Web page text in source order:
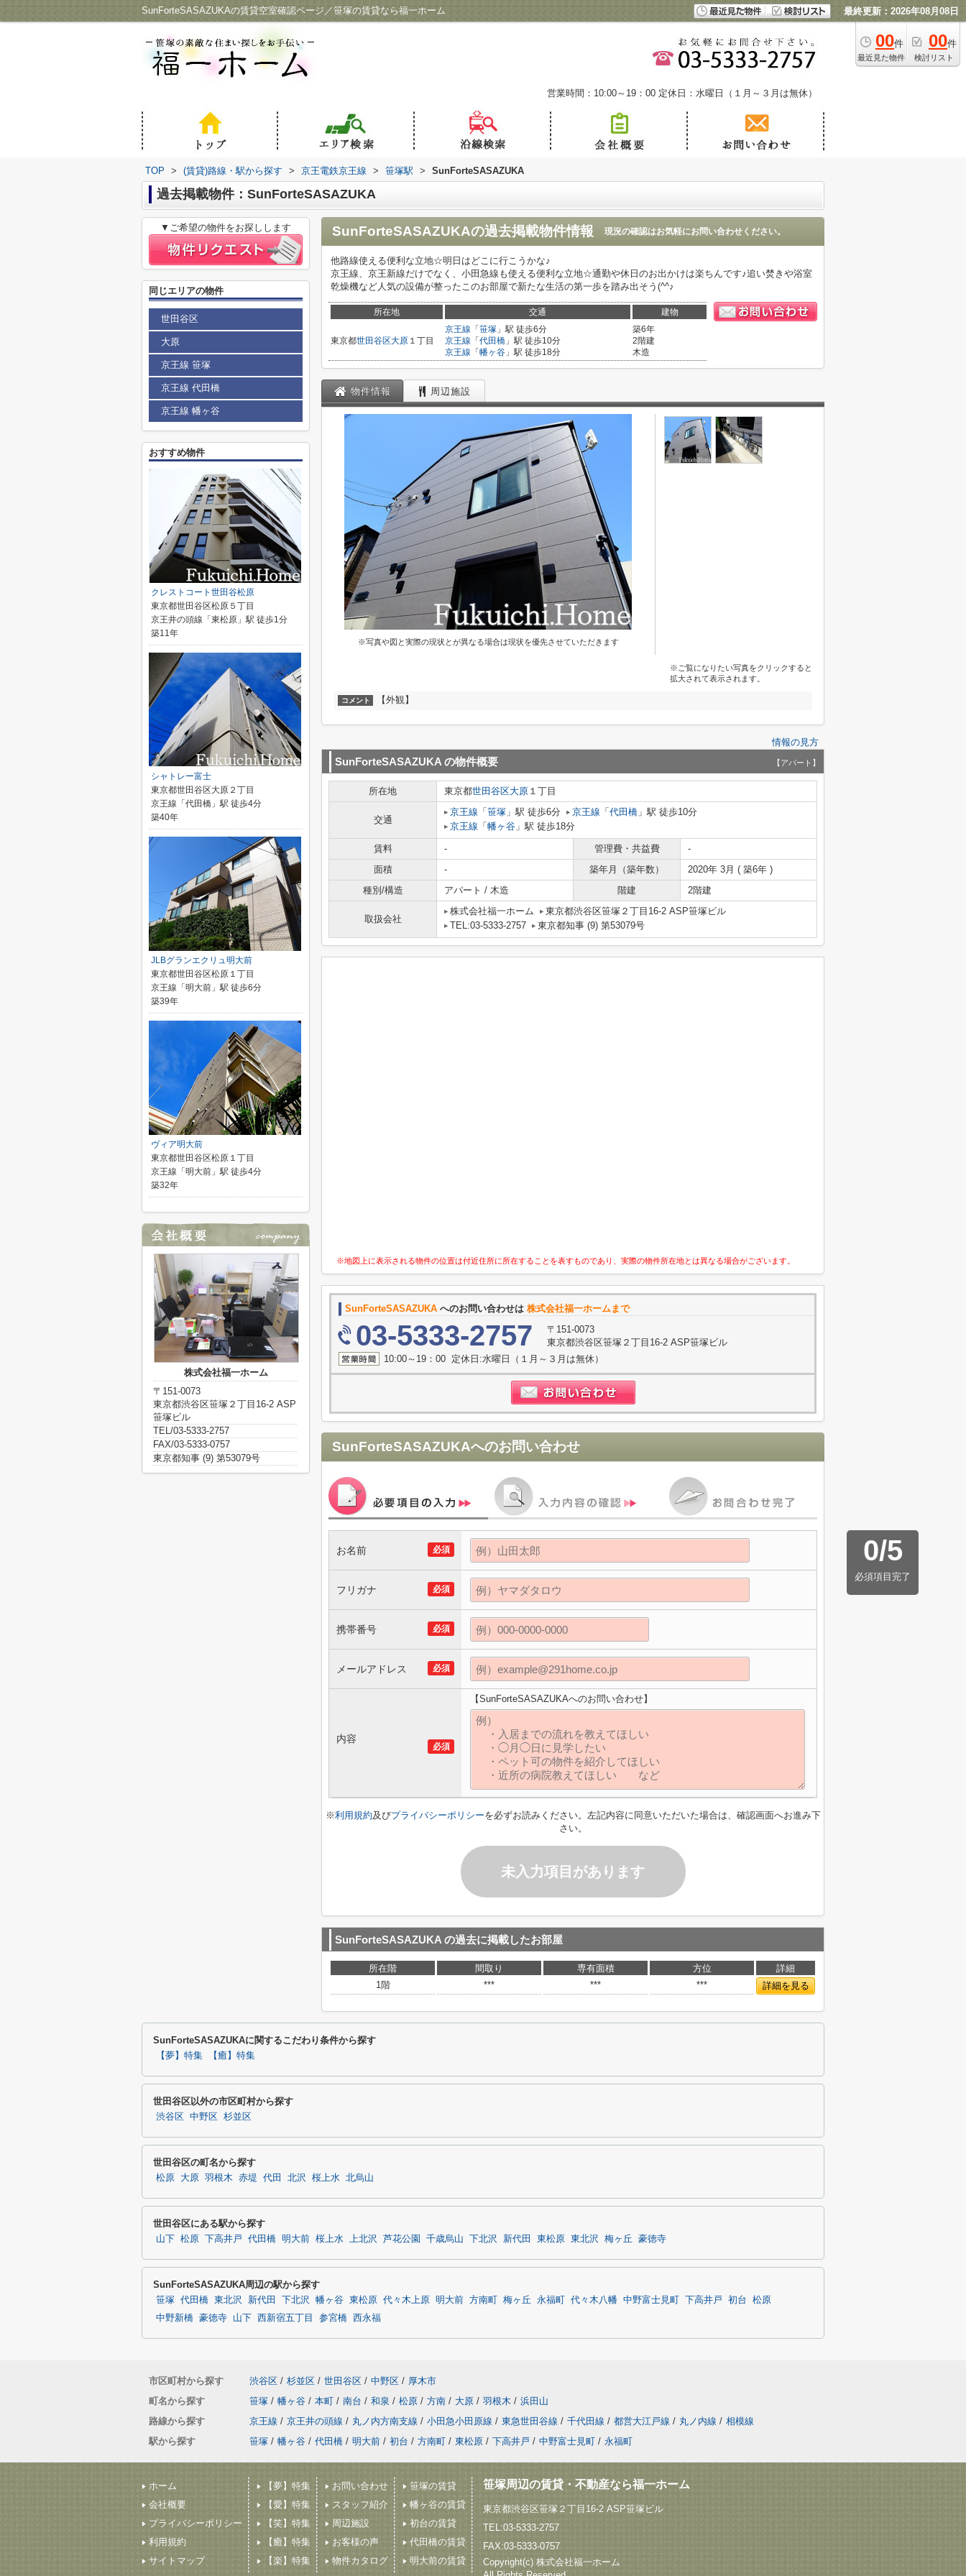
SunForteSASAZUKAの賃貸空室確認ページ／笹塚の賃貸なら福一ホーム 最終更新：2026年08月08日
00件
最近見た物件
00件
検討リスト
営業時間：10:00～19：00 定休日：水曜日（１月～３月は無休）
TOP > (賃貸)路線・駅から探す > 京王電鉄京王線 > 笹塚駅 > SunForteSASAZUKA
過去掲載物件：SunForteSASAZUKA
SunForteSASAZUKAの過去掲載物件情報 現況の確認はお気軽にお問い合わせください。
他路線使える便利な立地☆明日はどこに行こうかな♪
京王線、京王新線だけでなく、小田急線も使える便利な立地☆通勤や休日のお出かけは楽ちんです♪追い焚きや浴室
乾燥機など人気の設備が整ったこのお部屋で新たな生活の第一歩を踏み出そう(^^♪
所在地 交通 建物
東京都世田谷区大原 １丁目
京王線 「 笹塚 」駅 徒歩6分
京王線 「 代田橋 」駅 徒歩10分
京王線 「 幡ヶ谷 」駅 徒歩18分
築6年
2階建
木造
物件情報 周辺施設
※写真や図と実際の現状とが異なる場合は現状を優先させていただきます
※ご覧になりたい写真をクリックすると
拡大されて表示されます。
コメント 【外観】
情報の見方
SunForteSASAZUKA の物件概要 【アパート】
所在地 東京都世田谷区大原 １丁目
交通
京王線 「 笹塚 」駅 徒歩6分 京王線 「 代田橋 」駅 徒歩10分
京王線 「 幡ヶ谷 」駅 徒歩18分
賃料 - 管理費・共益費
-
面積
- 築年月（築年数）
2020年 3月 ( 築6年 )
種別/構造
アパート / 木造 階建 2階建
取扱会社
株式会社福一ホーム
東京都渋谷区笹塚２丁目16-2 ASP笹塚ビル
TEL:03-5333-2757
東京都知事 (9) 第53079号
※地図上に表示される物件の位置は付近住所に所在することを表すものであり、実際の物件所在地とは異なる場合がございます。
SunForteSASAZUKA へのお問い合わせは 株式会社福一ホームまで
03-5333-2757
〒151-0073
東京都渋谷区笹塚２丁目16-2 ASP笹塚ビル
10:00～19：00 定休日:水曜日（１月～３月は無休）
SunForteSASAZUKAへのお問い合わせ
0/5
必須項目完了
必須
お名前
必須
フリガナ
必須
携帯番号
必須
メールアドレス
必須
内容
【SunForteSASAZUKAへのお問い合わせ】
※利用規約及びプライバシーポリシーを必ずお読みください。左記内容に同意いただいた場合は、確認画面へお進み下
さい。
未入力項目があります
SunForteSASAZUKA の過去に掲載したお部屋
所在階 間取り 専有面積 方位
詳細
1階
*** *** *** 詳細を見る
▼ご希望の物件をお探しします
同じエリアの物件
世田谷区
大原
京王線 笹塚
京王線 代田橋
京王線 幡ヶ谷
おすすめ物件
クレストコート世田谷松原
東京都世田谷区松原５丁目
京王井の頭線「東松原」駅 徒歩1分
築11年
シャトレー富士
東京都世田谷区大原２丁目
京王線「代田橋」駅 徒歩4分
築40年
JLBグランエクリュ明大前
東京都世田谷区松原１丁目
京王線「明大前」駅 徒歩6分
築39年
ヴィア明大前
東京都世田谷区松原１丁目
京王線「明大前」駅 徒歩4分
築32年
株式会社福一ホーム
〒151-0073
東京都渋谷区笹塚２丁目16-2 ASP
笹塚ビル
TEL/03-5333-2757
FAX/03-5333-0757
東京都知事 (9) 第53079号
SunForteSASAZUKAに関するこだわり条件から探す
【夢】特集 【癒】特集
世田谷区以外の市区町村から探す
渋谷区 中野区 杉並区
世田谷区の町名から探す
松原 大原 羽根木 赤堤 代田 北沢 桜上水 北烏山
世田谷区にある駅から探す
山下 松原 下高井戸 代田橋 明大前 桜上水 上北沢 芦花公園 千歳烏山 下北沢 新代田 東松原 東北沢 梅ヶ丘 豪徳寺
SunForteSASAZUKA周辺の駅から探す
笹塚 代田橋 東北沢 新代田 下北沢 幡ヶ谷 東松原 代々木上原 明大前 方南町 梅ヶ丘 永福町 代々木八幡 中野富士見町 下高井戸 初台
松原
中野新橋 豪徳寺 山下 西新宿五丁目 参宮橋 西永福
市区町村から探す 渋谷区 / 杉並区 / 世田谷区 / 中野区 / 厚木市
町名から探す
笹塚 / 幡ヶ谷 / 本町 / 南台 / 和泉 / 松原 / 方南 / 大原 / 羽根木 / 浜田山
路線から探す
京王線 / 京王井の頭線 / 丸ノ内方南支線 / 小田急小田原線 / 東急世田谷線 / 千代田線 / 都営大江戸線 / 丸ノ内線 / 相模線
駅から探す
笹塚 / 幡ヶ谷 / 代田橋 / 明大前 / 初台 / 方南町 / 東松原 / 下高井戸 / 中野富士見町 / 永福町
ホーム
会社概要
プライバシーポリシー
利用規約
サイトマップ
【夢】特集
【愛】特集
【笑】特集
【癒】特集
【楽】特集
お問い合わせ
スタッフ紹介
周辺施設
お客様の声
物件カタログ
笹塚の賃貸
幡ヶ谷の賃貸
初台の賃貸
代田橋の賃貸
明大前の賃貸
笹塚周辺の賃貸・不動産なら福一ホーム
東京都渋谷区笹塚２丁目16-2 ASP笹塚ビル
TEL:03-5333-2757
FAX:03-5333-0757
Copyright(c) 株式会社福一ホーム